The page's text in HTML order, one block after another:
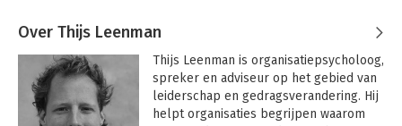
Over Thijs Leenman
Thijs Leenman is organisatiepsycholoog,
spreker en adviseur op het gebied van
leiderschap en gedragsverandering. Hij
helpt organisaties begrijpen waarom